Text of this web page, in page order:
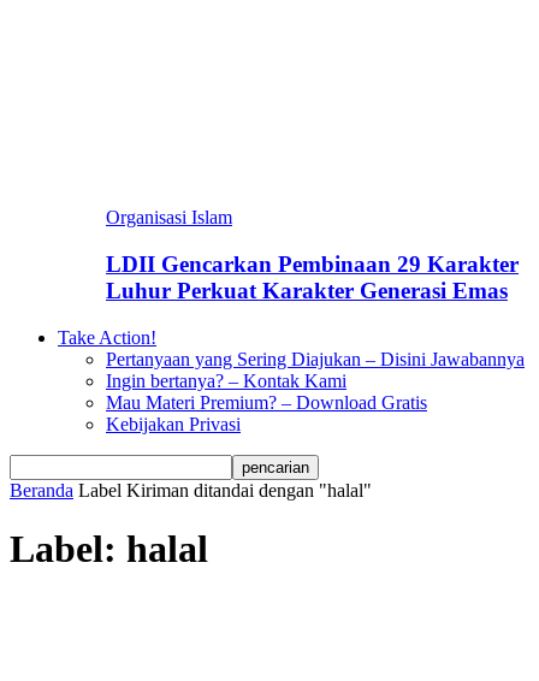
Organisasi Islam
LDII Gencarkan Pembinaan 29 Karakter
Luhur Perkuat Karakter Generasi Emas
Take Action!
Pertanyaan yang Sering Diajukan – Disini Jawabannya
Ingin bertanya? – Kontak Kami
Mau Materi Premium? – Download Gratis
Kebijakan Privasi
Beranda Label Kiriman ditandai dengan "halal"
Label: halal